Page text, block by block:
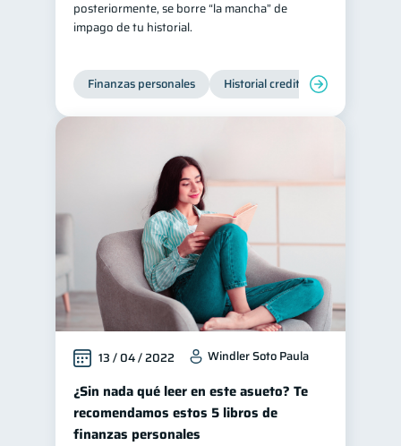
posteriormente, se borre “la mancha” de
impago de tu historial.
Finanzas personales Historial crediticio
13 / 04 / 2022 Windler Soto Paula
¿Sin nada qué leer en este asueto? Te
recomendamos estos 5 libros de
finanzas personales